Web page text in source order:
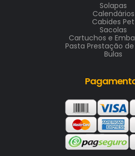
Solapas
Calendários
Cabides Pet
Sacolas
Cartuchos e
Pasta Prestação
Bulas